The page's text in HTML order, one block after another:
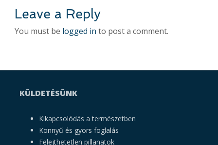
Leave a Reply
You must be logged in to post a comment.
KÜLDETÉSÜNK
Kikapcsolódás a természetben
Könnyű és gyors foglalás
Felejthetetlen pillanatok